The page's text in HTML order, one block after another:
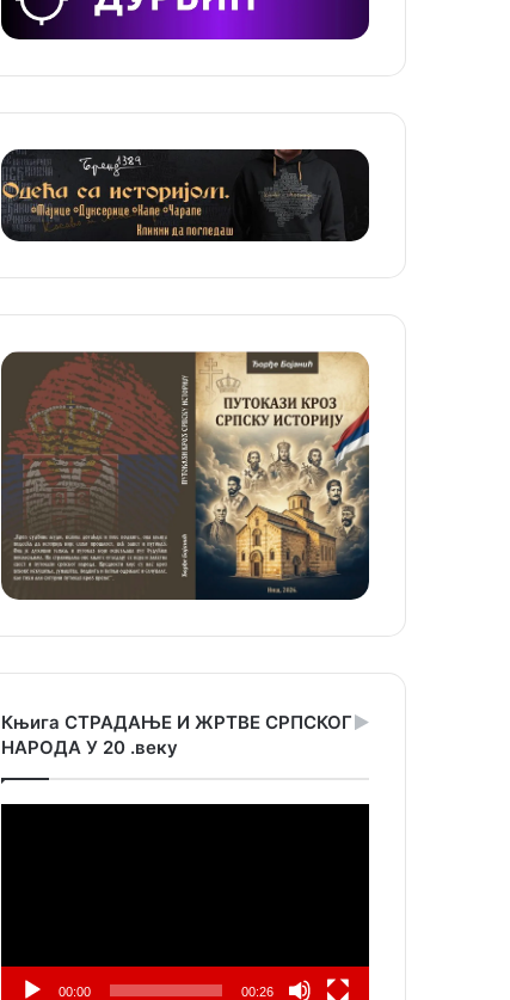
Књига СТРАДАЊЕ И ЖРТВЕ СРПСКОГ
НАРОДА У 20 .веку
00:00 00:26